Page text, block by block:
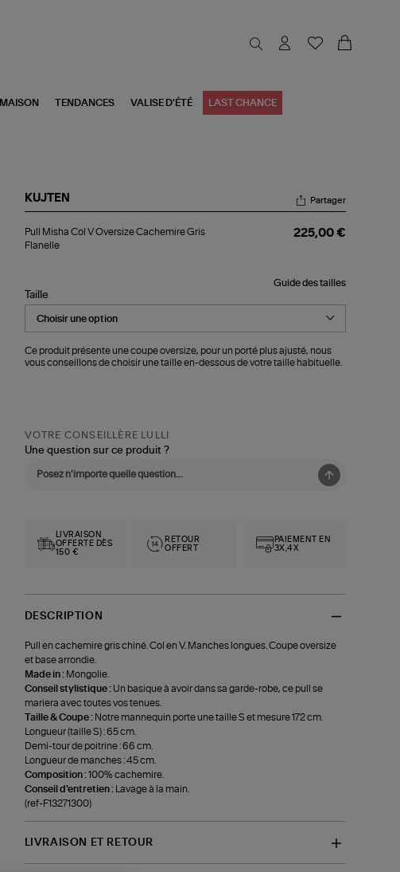
MAISON TENDANCES VALISE D'ÉTÉ LAST CHANCE
KUJTEN
Misha
Col
Gris
Partager
Pull Misha Col V Oversize Cachemire Gris
Flanelle
225,00 €
Guide des tailles
Taille
Ce produit présente une coupe oversize, pour un porté plus ajusté, nous
vous conseillons de choisir une taille en-dessous de votre taille habituelle.
VOTRE CONSEILLÈRE LULLI
Une question sur ce produit ?
LIVRAISON
OFFERTE DÈS
150 €
RETOUR
OFFERT
PAIEMENT EN
3X,4X
DESCRIPTION
Pull en cachemire gris chiné. Col en V. Manches longues. Coupe oversize
et base arrondie.
Made in : Mongolie.
Conseil stylistique : Un basique à avoir dans sa garde-robe, ce pull se
mariera avec toutes vos tenues.
Taille & Coupe : Notre mannequin porte une taille S et mesure 172 cm.
Longueur (taille S) : 65 cm.
Demi-tour de poitrine : 66 cm.
Longueur de manches : 45 cm.
Composition :100% cachemire.
Conseil d'entretien :
Lavage à la main.
(ref-F13271300)
LIVRAISON ET RETOUR